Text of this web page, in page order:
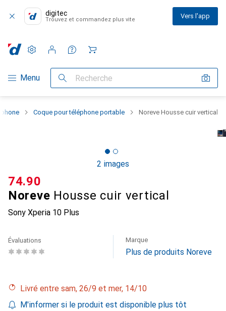
digitec
Trouvez et commandez plus vite Vers l'app
Navigation par catégorie
Menu Recherche
Paramètres
Compte client
Listes de comparaison
Listes d'envies
Panier
Coque pour téléphone portable Noreve Housse cuir vertical
2 images
Noreve Housse cuir vertical
Sony Xperia 10 Plus
CHF
74.90
Évaluations Marque
Plus de produits Noreve
Livré entre sam, 26/9 et mer, 14/10
M'informer si le produit est disponible plus tôt